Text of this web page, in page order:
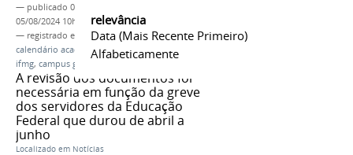
relevância
Data (mais Recente Primeiro)
Alfabeticamente
— publicado 03/08/2024
05/08/2024 10h55
— registrado em:
atualização ,novos calendários,
calendário acadêmico 2024 , pós-greve,
ifmg, campus governador valadares
A revisão dos documentos foi
necessária em função da greve
dos servidores da Educação
Federal que durou de abril a
junho
Localizado em Notícias